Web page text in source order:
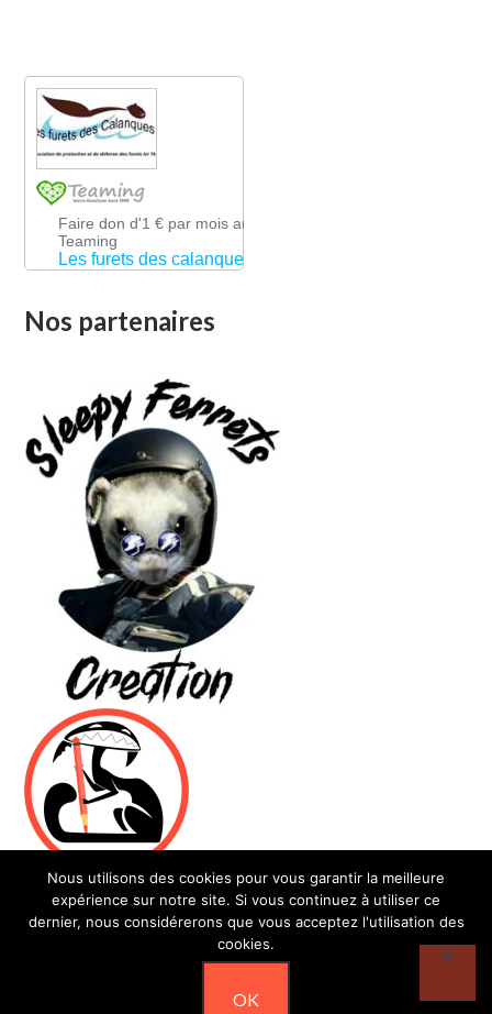
Nos partenaires
Nous utilisons des cookies pour vous garantir la meilleure
expérience sur notre site. Si vous continuez à utiliser ce
dernier, nous considérerons que vous acceptez l'utilisation des
cookies.
OK